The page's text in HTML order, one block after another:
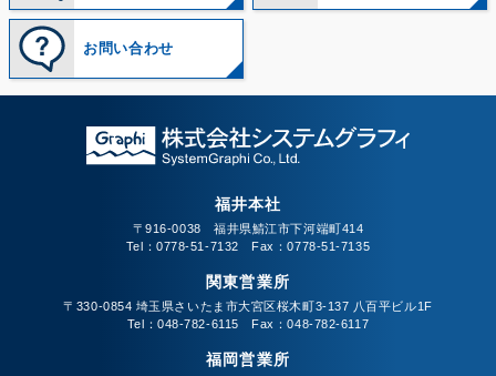
お問い合わせ
福井本社
〒916-0038 福井県鯖江市下河端町414
Tel：0778-51-7132 Fax：0778-51-7135
関東営業所
〒330-0854 埼玉県さいたま市大宮区桜木町3-137 八百平ビル1F
Tel：048-782-6115 Fax：048-782-6117
福岡営業所